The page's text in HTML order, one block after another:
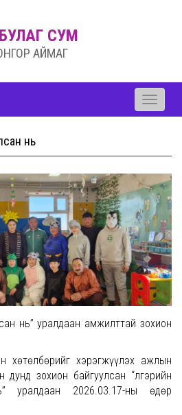
СУМ
АЙМАГ
Toggle
нь
нь” уралдаан амжилттай зохион
хөтөлбөрийг хэрэгжүүлэх ажлын
зохион байгуулсан “Үлгэрийн
уралдаан 2026.03.17-ны өдөр